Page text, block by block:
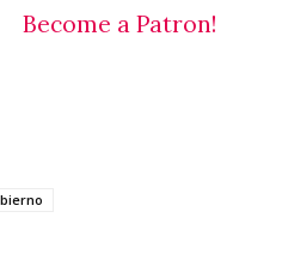
Become a Patron!